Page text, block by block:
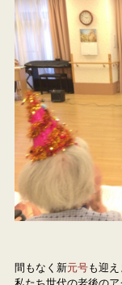
間もなく新元号も迎え